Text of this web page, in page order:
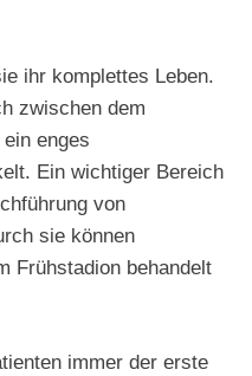
ihr komplettes Leben.
zwischen dem
enges
Ein wichtiger Bereich
von
sie können
Frühstadion behandelt
immer der erste